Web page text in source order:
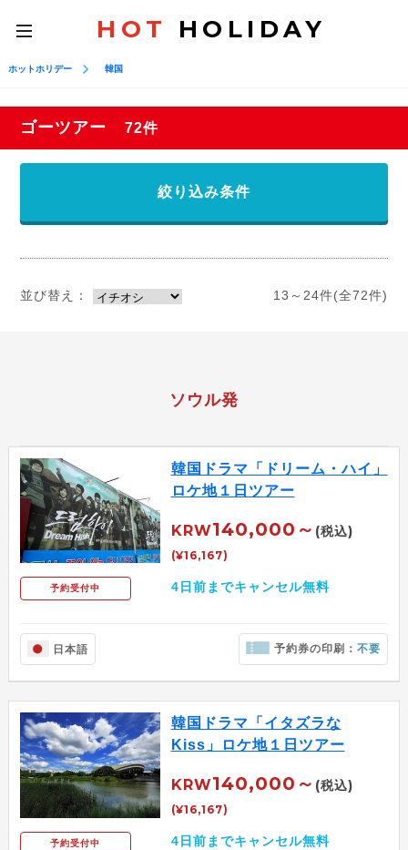
toggle
navigation
HOT HOLIDAY
ホットホリデー 韓国
ゴーツアー 72件
絞り込み条件
並び替え： 13～24件(全72件)
ソウル発
予約受付中
韓国ドラマ「ドリーム・ハイ」
ロケ地１日ツアー
KRW140,000～ (税込)
(¥16,167)
4日前までキャンセル無料
日本語 予約券の印刷：不要
予約受付中
韓国ドラマ「イタズラな
Kiss」ロケ地１日ツアー
KRW140,000～ (税込)
(¥16,167)
4日前までキャンセル無料